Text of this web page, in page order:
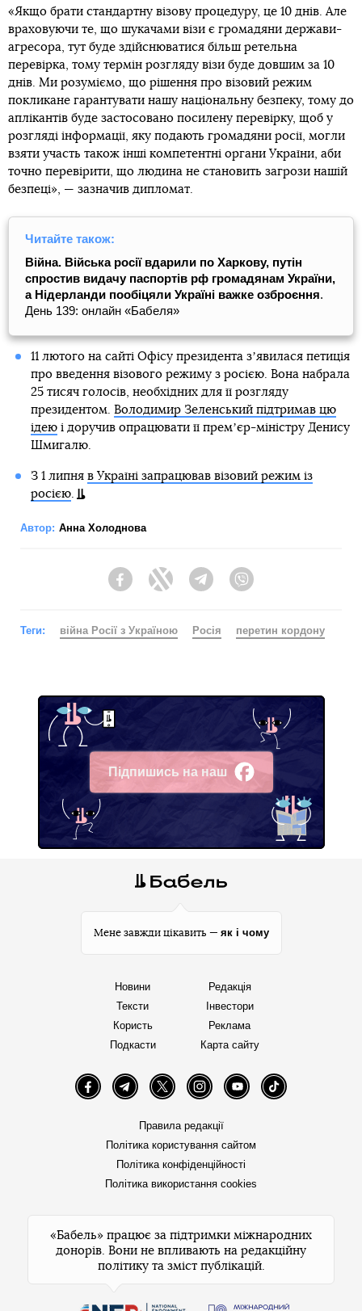
«Якщо брати стандартну візову процедуру, це 10 днів. Але
враховуючи те, що шукачами візи є громадяни держави-
агресора, тут буде здійснюватися більш ретельна
перевірка, тому термін розгляду візи буде довшим за 10
днів. Ми розуміємо, що рішення про візовий режим
покликане гарантувати нашу національну безпеку, тому до
аплікантів буде застосовано посилену перевірку, щоб у
розгляді інформації, яку подають громадяни росії, могли
взяти участь також інші компетентні органи України, аби
точно перевірити, що людина не становить загрози нашій
безпеці», — зазначив дипломат.
Читайте також:
Війна. Війська росії вдарили по Харкову, путін
спростив видачу паспортів рф громадянам України,
а Нідерланди пообіцяли Україні важке озброєння.
День 139: онлайн «Бабеля»
11 лютого на сайті Офісу президента зʼявилася петиція
про введення візового режиму з росією. Вона набрала
25 тисяч голосів, необхідних для її розгляду
президентом. Володимир Зеленський підтримав цю
ідеюі доручив опрацювати її премʼєр-міністру Денису
Шмигалю.
З 1 липня в Україні запрацював візовий режим із
росією.
Автор: Анна Холоднова
FacebookTwitter Telegram
Теги: війна Росії з Україною Росія перетин кордону
Підпишись на наш
Facebook
Мене завжди цікавить — як і чому
Новини
Тексти
Користь
Подкасти
Редакція
Інвестори
Реклама
Карта сайту
FacebookTelegramTwitter InstagramYouTube TikTok
Правила редакції
Політика користування сайтом
Політика конфіденційності
Політика використання cookies
«Бабель» працює за підтримки міжнародних
донорів. Вони не впливають на редакційну
політику та зміст публікацій.